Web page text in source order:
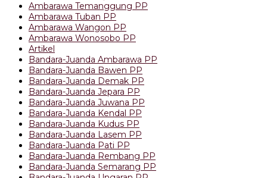
Ambarawa Temanggung PP
Ambarawa Tuban PP
Ambarawa Wangon PP
Ambarawa Wonosobo PP
Artikel
Bandara-Juanda Ambarawa PP
Bandara-Juanda Bawen PP
Bandara-Juanda Demak PP
Bandara-Juanda Jepara PP
Bandara-Juanda Juwana PP
Bandara-Juanda Kendal PP
Bandara-Juanda Kudus PP
Bandara-Juanda Lasem PP
Bandara-Juanda Pati PP
Bandara-Juanda Rembang PP
Bandara-Juanda Semarang PP